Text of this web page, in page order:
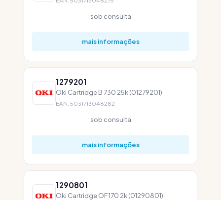
sob consulta
mais informações
1279201
Oki Cartridge B 730 25k (01279201)
EAN: 5031713048282
sob consulta
mais informações
1290801
Oki Cartridge OF 170 2k (01290801)